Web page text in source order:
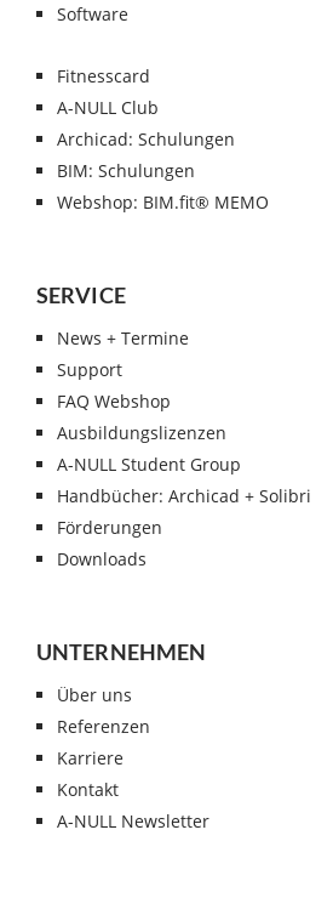
Software
Fitnesscard
A-NULL Club
Archicad: Schulungen
BIM: Schulungen
Webshop: BIM.fit® MEMO
SERVICE
News + Termine
Support
FAQ Webshop
Ausbildungslizenzen
A-NULL Student Group
Handbücher: Archicad + Solibri
Förderungen
Downloads
UNTERNEHMEN
Über uns
Referenzen
Karriere
Kontakt
A-NULL Newsletter